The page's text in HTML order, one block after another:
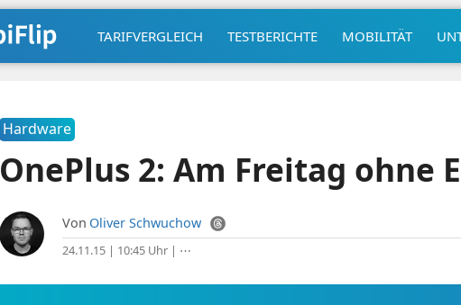
TARIFVERGLEICH TESTBERICHTE MOBILITÄT
Hardware
OnePlus 2: Am Freitag ohne
Von Oliver Schwuchow
24.11.15 | 10:45 Uhr| ⋯